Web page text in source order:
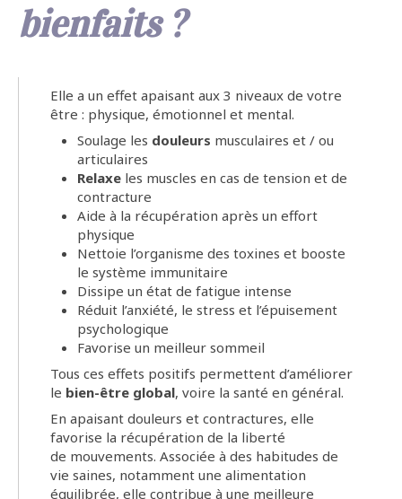
bienfaits ?
Elle a un effet apaisant aux 3 niveaux de votre
être : physique, émotionnel et mental.
Soulage les douleurs musculaires et / ou
articulaires
Relaxe les muscles en cas de tension et de
contracture
Aide à la récupération après un effort
physique
Nettoie l’organisme des toxines et booste
le système immunitaire
Dissipe un état de fatigue intense
Réduit l’anxiété, le stress et l’épuisement
psychologique
Favorise un meilleur sommeil
Tous ces effets positifs permettent d’améliorer
le bien-être global, voire la santé en général.
En apaisant douleurs et contractures, elle
favorise la récupération de la liberté
de mouvements. Associée à des habitudes de
vie saines, notamment une alimentation
équilibrée, elle contribue à une meilleure